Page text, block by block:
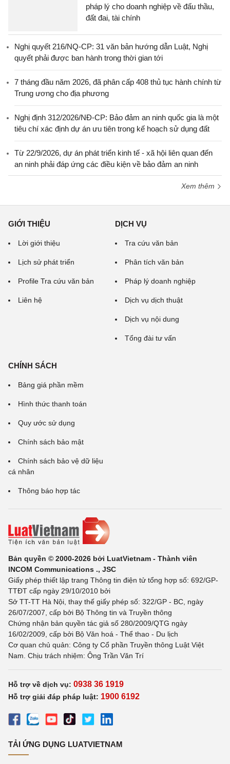
pháp lý cho doanh nghiệp về đấu thầu,
đất đai, tài chính
Nghị quyết 216/NQ-CP: 31 văn bản hướng dẫn Luật, Nghị
quyết phải được ban hành trong thời gian tới
7 tháng đầu năm 2026, đã phân cấp 408 thủ tục hành chính từ
Trung ương cho địa phương
Nghị định 312/2026/NĐ-CP: Bảo đảm an ninh quốc gia là một
tiêu chí xác định dự án ưu tiên trong kế hoạch sử dụng đất
Từ 22/9/2026, dự án phát triển kinh tế - xã hội liên quan đến
an ninh phải đáp ứng các điều kiện về bảo đảm an ninh
Xem thêm
GIỚI THIỆU
Lời giới thiệu
Lịch sử phát triển
Profile Tra cứu văn bản
Liên hệ
DỊCH VỤ
Tra cứu văn bản
Phân tích văn bản
Pháp lý doanh nghiệp
Dịch vụ dịch thuật
Dịch vụ nội dung
Tổng đài tư vấn
CHÍNH SÁCH
Bảng giá phần mềm
Hình thức thanh toán
Quy ước sử dụng
Chính sách bảo mật
Chính sách bảo vệ dữ liệu
cá nhân
Thông báo hợp tác
Bản quyền © 2000-2026 bởi LuatVietnam - Thành viên
INCOM Communications ., JSC
Giấy phép thiết lập trang Thông tin điện tử tổng hợp số: 692/GP-
TTĐT cấp ngày 29/10/2010 bởi
Sở TT-TT Hà Nội, thay thế giấy phép số: 322/GP - BC, ngày
26/07/2007, cấp bởi Bộ Thông tin và Truyền thông
Chứng nhận bản quyền tác giả số 280/2009/QTG ngày
16/02/2009, cấp bởi Bộ Văn hoá - Thể thao - Du lịch
Cơ quan chủ quản: Công ty Cổ phần Truyền thông Luật Việt
Nam. Chịu trách nhiệm: Ông Trần Văn Trí
Hỗ trợ về dịch vụ: 0938 36 1919
Hỗ trợ giải đáp pháp luật: 1900 6192
TẢI ỨNG DỤNG LUATVIETNAM